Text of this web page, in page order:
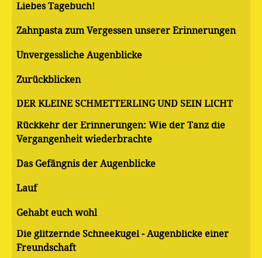
Liebes Tagebuch!
Zahnpasta zum Vergessen unserer Erinnerungen
Unvergessliche Augenblicke
Zurückblicken
DER KLEINE SCHMETTERLING UND SEIN LICHT
Rückkehr der Erinnerungen: Wie der Tanz die
Vergangenheit wiederbrachte
Das Gefängnis der Augenblicke
Lauf
Gehabt euch wohl
Die glitzernde Schneekugel - Augenblicke einer
Freundschaft